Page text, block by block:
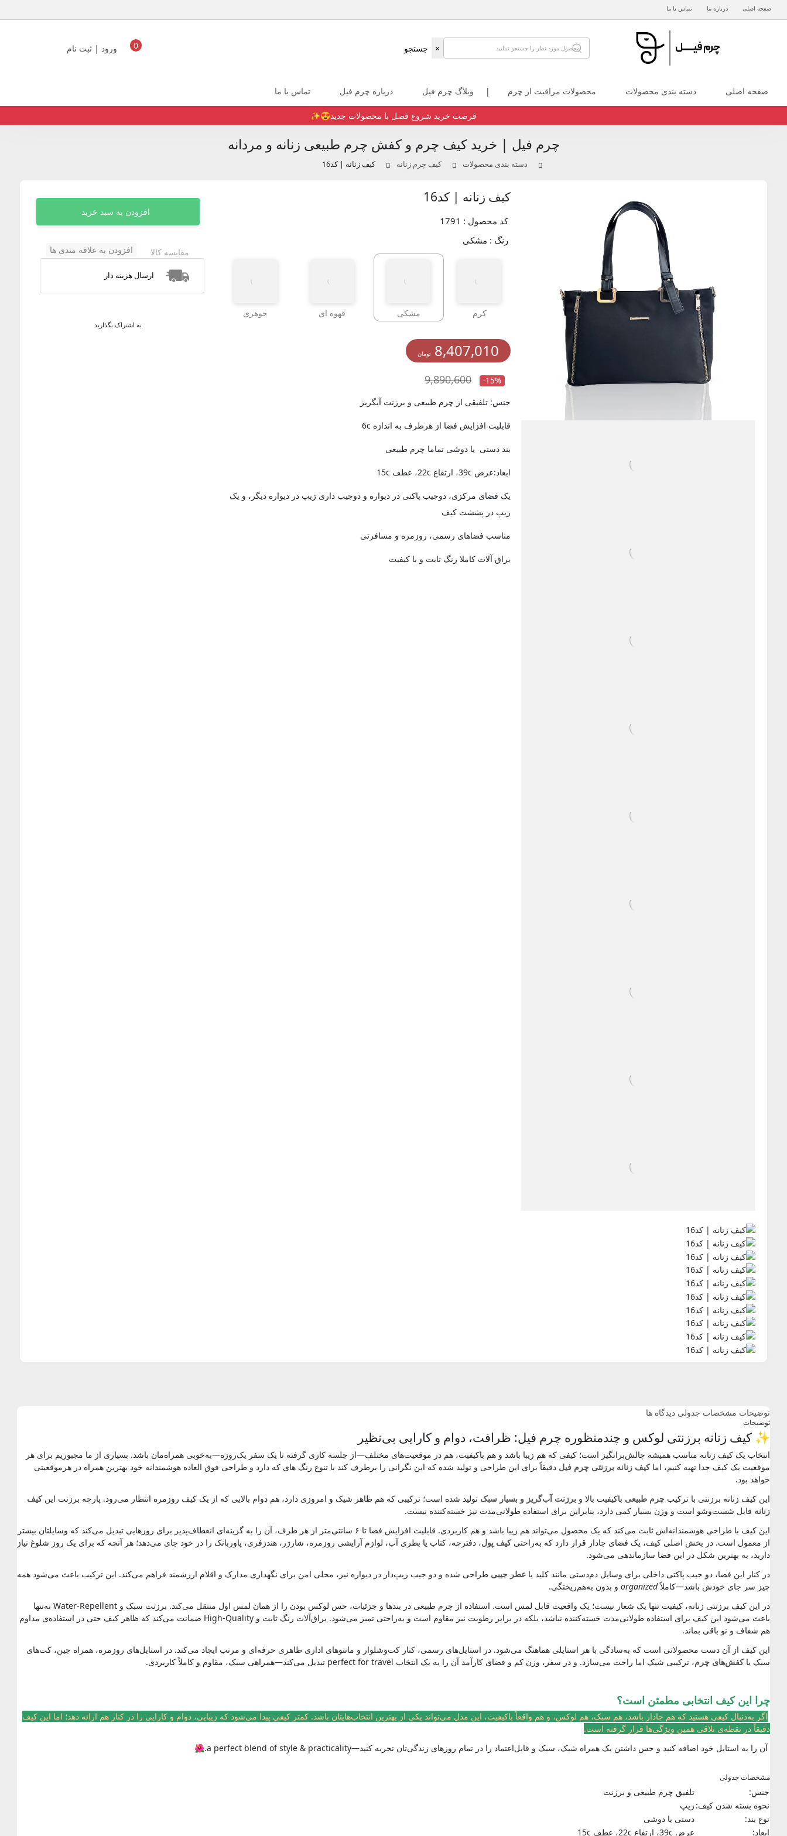
صفحه اصلی درباره ما تماس با ما
× جستجو 0 ورود | ثبت نام
صفحه اصلی دسته بندی محصولات محصولات مراقبت از چرم | وبلاگ چرم فیل درباره چرم فیل تماس با ما
فرصت خرید شروع فصل با محصولات جدید😍✨️
چرم فیل | خرید کیف چرم و کفش چرم طبیعی زنانه و مردانه
دسته بندی محصولات کیف چرم زنانه کیف زنانه | کد16
کیف زنانه | کد16
کد محصول : 1791
رنگ : مشکی
کرم مشکی قهوه ای جوهری
8,407,010 تومان
-15%
9,890,600
جنس: تلفیقی از چرم طبیعی و برزنت آبگریز
قابلیت افزایش فضا از هرطرف به اندازه 6c
بند دستی یا دوشی تماما چرم طبیعی
ابعاد:عرض 39c، ارتفاع 22c، عطف 15c
یک فضای مرکزی، دوجیب پاکتی در دیواره و دوجیب داری زیپ در دیواره دیگر، و یک
زیپ در پششت کیف
مناسب فضاهای رسمی، روزمره و مسافرتی
یراق آلات کاملا رنگ ثابت و با کیفیت
افزودن به سبد خرید
مقایسه کالا افزودن به علاقه مندی ها
ارسال هزینه دار
به اشتراک بگذارید
توضیحات مشخصات جدولی دیدگاه ها
توضیحات
✨ کیف زنانه برزنتی لوکس و چندمنظوره چرم فیل: ظرافت، دوام و کارایی بی‌نظیر
انتخاب یک کیف زنانه مناسب همیشه چالش‌برانگیز است؛ کیفی که هم زیبا باشد و هم باکیفیت، هم در موقعیت‌های مختلف—از جلسه کاری گرفته تا یک سفر یک‌روزه—به‌خوبی همراه‌مان باشد. بسیاری از ما مجبوریم برای هر
موقعیت یک کیف جدا تهیه کنیم، اماکیف زنانه برزنتی چرم فیل دقیقاً برای این طراحی و تولید شده که این نگرانی را برطرف کند با تنوع رنگ های که دارد و طراحی فوق العاده هوشمندانه خود بهترین همراه در هرموقعیتی
خواهد بود.
این کیف زنانه برزنتی با ترکیب چرم طبیعی باکیفیت بالا و برزنت آب‌گریز و بسیار سبک تولید شده است؛ ترکیبی که هم ظاهر شیک و امروزی دارد، هم دوام بالایی که از یک کیف روزمره انتظار می‌رود. پارچه برزنت اینکیف
زنانه قابل شست‌وشو است و وزن بسیار کمی دارد، بنابراین برای استفاده طولانی‌مدت نیز خسته‌کننده نیست.
این کیف با طراحی هوشمندانه‌اش ثابت می‌کند که یک محصول می‌تواند هم زیبا باشد و هم کاربردی. قابلیت افزایش فضا تا ۶ سانتی‌متر از هر طرف، آن را به گزینه‌ای انعطاف‌پذیر برای روزهایی تبدیل می‌کند که وسایلتان بیشتر
از معمول است. در بخش اصلی کیف، یک فضای جادار قرار دارد که به‌راحتیکیف پول، دفترچه، کتاب یا بطری آب، لوازم آرایشی روزمره، شارژر، هندزفری، پاوربانک را در خود جای می‌دهد؛ هر آنچه که برای یک روز شلوغ نیاز
دارید، به بهترین شکل در این فضا سازماندهی می‌شود.
در کنار این فضا، دو جیب پاکتی داخلی برای وسایل دم‌دستی مانند کلید یا عطر جیبی طراحی شده و دو جیب زیپ‌دار در دیواره نیز، محلی امن برای نگهداری مدارک و اقلام ارزشمند فراهم می‌کند. این ترکیب باعث می‌شود همه
چیز سر جای خودش باشد—کاملاًorganizedو بدون به‌هم‌ریختگی.
در این کیف برزنتی زنانه، کیفیت تنها یک شعار نیست؛ یک واقعیت قابل لمس است. استفاده از چرم طبیعی در بندها و جزئیات، حس لوکس بودن را از همان لمس اول منتقل می‌کند. برزنت سبک و Water-Repellent نه‌تنها
باعث می‌شود این کیف برای استفاده طولانی‌مدت خسته‌کننده نباشد، بلکه در برابر رطوبت نیز مقاوم است و به‌راحتی تمیز می‌شود. یراق‌آلات رنگ ثابت و High-Quality ضمانت می‌کند که ظاهر کیف حتی در استفاده‌ی مداوم
هم شفاف و نو باقی بماند.
این کیف از آن دست محصولاتی است که به‌سادگی با هر استایلی هماهنگ می‌شود. در استایل‌های رسمی، کنار کت‌وشلوار و مانتوهای اداری ظاهری حرفه‌ای و مرتب ایجاد می‌کند. در استایل‌های روزمره، همراه جین، کت‌های
سبک یاکفش‌های چرم، ترکیبی شیک اما راحت می‌سازد. و در سفر، وزن کم و فضای کارآمد آن را به یک انتخاب perfect for travel تبدیل می‌کند—همراهی سبک، مقاوم و کاملاً کاربردی.
چرا این کیف انتخابی مطمئن است؟
اگر به‌دنبال کیفی هستید که هم جا‌دار باشد، هم سبک، هم لوکس، و هم واقعاً باکیفیت، این مدل می‌تواند یکی از بهترین انتخاب‌هایتان باشد. کمتر کیفی پیدا می‌شود که زیبایی، دوام و کارایی را در کنار هم ارائه دهد؛ اما این کیف
دقیقاً در نقطه‌ی تلاقی همین ویژگی‌ها قرار گرفته است.
آن را به استایل خود اضافه کنید و حس داشتن یک همراه شیک، سبک و قابل‌اعتماد را در تمام روزهای زندگی‌تان تجربه کنید—a perfect blend of style & practicality.🌺
مشخصات جدولی
جنس:
تلفیق چرم طبیعی و برزنت
نحوه بسته شدن کیف: زیپ
نوع بند:
دستی یا دوشی
ابعاد:
عرض 39c، ارتفاع 22c، عطف 15c